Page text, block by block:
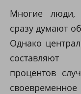
Многие люди,
сразу думают
Однако
составляют
процентов